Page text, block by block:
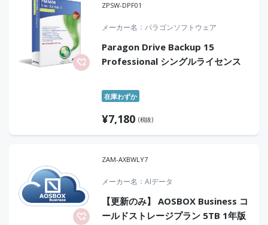
ZPSW-DPF01
メーカー名 パラゴンソフトウェア
Paragon Drive Backup 15
Professional シングルライセンス
在庫わずか
¥7,180 (税抜)
ZAM-AXBWLY7
メーカー名 AIデータ
【更新のみ】 AOSBOX Business コ
ールドストレージプラン 5TB 1年版